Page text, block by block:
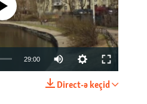
currently available
29:00
Direct-ə keçid